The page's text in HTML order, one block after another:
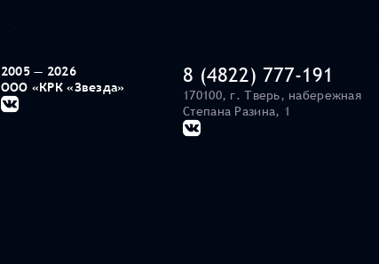
8 (4822) 777-191
170100, г. Тверь, набережная
Степана Разина, 1
2005 — 2026
ООО «КРК «Звезда»